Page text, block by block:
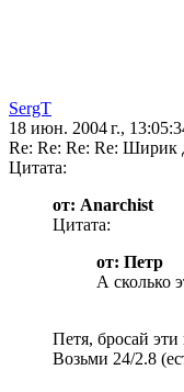
SergT
18 июн. 2004 г.,
Re: Re: Re: Re: Ширик
Цитата:
от: Anarchist
Цитата:
от: Петр
А сколько
Петя, бросай
Возьми 24/2.8